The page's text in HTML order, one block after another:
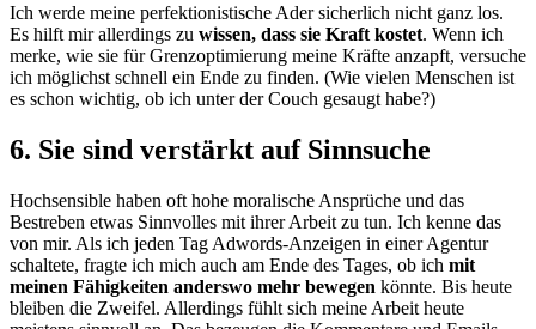
Ich werde meine perfektionistische Ader sicherlich nicht ganz los.
Es hilft mir allerdings zu wissen, dass sie Kraft kostet. Wenn ich
merke, wie sie für Grenzoptimierung meine Kräfte anzapft, versuche
ich möglichst schnell ein Ende zu finden. (Wie vielen Menschen ist
es schon wichtig, ob ich unter der Couch gesaugt habe?)
6. Sie sind verstärkt auf Sinnsuche
Hochsensible haben oft hohe moralische Ansprüche und das
Bestreben etwas Sinnvolles mit ihrer Arbeit zu tun. Ich kenne das
von mir. Als ich jeden Tag Adwords-Anzeigen in einer Agentur
schaltete, fragte ich mich auch am Ende des Tages, ob ich mit
meinen Fähigkeiten anderswo mehr bewegen könnte. Bis heute
bleiben die Zweifel. Allerdings fühlt sich meine Arbeit heute